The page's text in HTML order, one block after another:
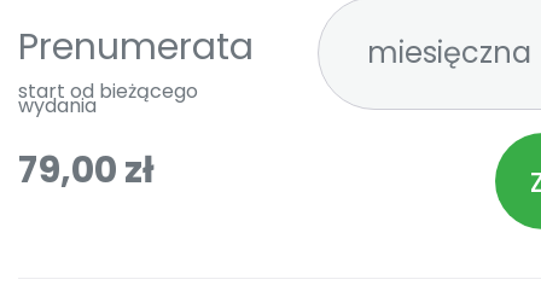
Prenumerata
start od bieżącego
wydania
79,00 zł